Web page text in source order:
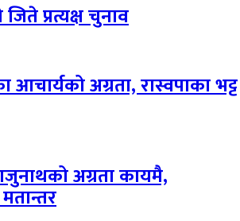
प्रत्यक्ष चुनाव
आचार्यको अग्रता, रास्वपाका भट्ट
अग्रता कायमै,